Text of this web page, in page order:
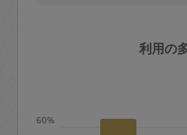
定期契約をキ
期は月2回まで
ャンセル料が発
利用の
60%